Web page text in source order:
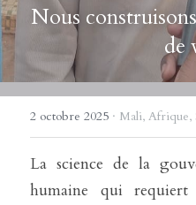
Nous
de
2 octobre 2025 · Mali, Afrique,
La science de la
humaine qui